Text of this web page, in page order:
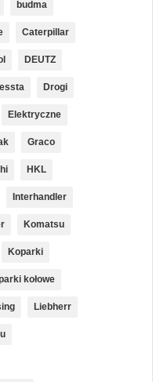
budma
Caterpillar
DEUTZ
Drogi
Elektryczne
Graco
HKL
Interhandler
Komatsu
Koparki
kołowe
Liebherr